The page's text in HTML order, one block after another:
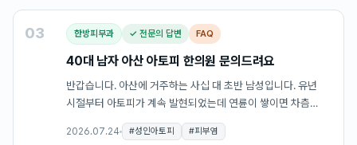
03 한방피부과 ✓ 전문의 답변 FAQ
40대 남자 아산 아토피 한의원 문의드려요
반갑습니다. 아산에 거주하는 사십 대 초반 남성입니다. 유년
시절부터 아토피가 계속 발현되었는데 연륜이 쌓이면 차츰
가라앉는다는 이야기를 믿고 참았으나 여전히 고통받고 있어요.
피부과 진료도 받아보고 온갖 방안을 다 시도해 보았지만 잠시
2026.07.24 #성인아토피 #피부염